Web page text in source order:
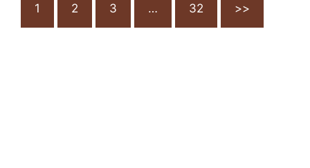
1 2 3 … 32 >>